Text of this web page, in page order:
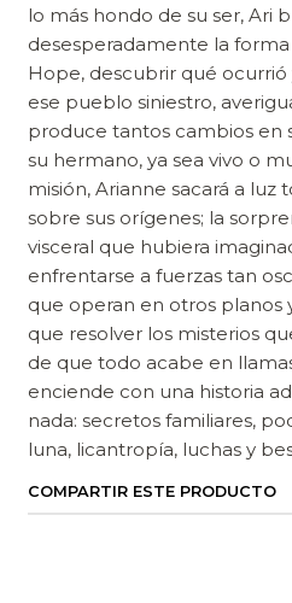
lo más hondo de su ser, Ari
desesperadamente la
Hope, descubrir qué
ese pueblo siniestro,
produce tantos cambios en
su hermano, ya sea vivo o
misión, Arianne sacará a
sobre sus orígenes; la
visceral que hubiera
enfrentarse a fuerzas tan
que operan en otros planos
que resolver los misterios
de que todo acabe en
enciende con una historia
nada: secretos familiares,
luna, licantropía, luchas y
COMPARTIR ESTE PRODUCTO